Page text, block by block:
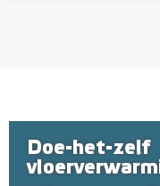
Doe-het-zelf